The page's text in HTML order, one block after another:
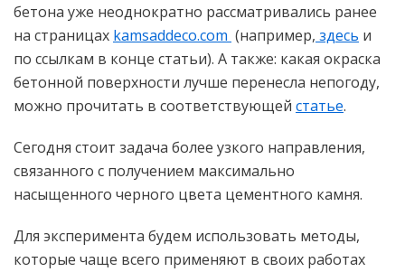
бетона уже неоднократно рассматривались ранее
на страницах kamsaddeco.com (например, здесь и
по ссылкам в конце статьи). А также: какая окраска
бетонной поверхности лучше перенесла непогоду,
можно прочитать в соответствующей статье.
Сегодня стоит задача более узкого направления,
связанного с получением максимально
насыщенного черного цвета цементного камня.
Для эксперимента будем использовать методы,
которые чаще всего применяют в своих работах